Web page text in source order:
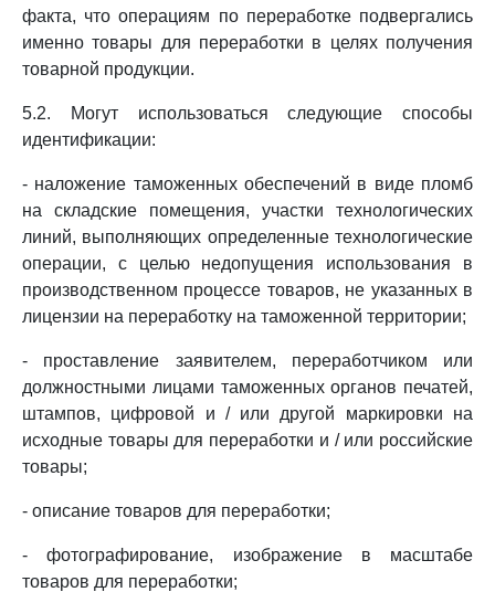
факта, что операциям по переработке подвергались
именно товары для переработки в целях получения
товарной продукции.
5.2. Могут использоваться следующие способы
идентификации:
- наложение таможенных обеспечений в виде пломб
на складские помещения, участки технологических
линий, выполняющих определенные технологические
операции, с целью недопущения использования в
производственном процессе товаров, не указанных в
лицензии на переработку на таможенной территории;
- проставление заявителем, переработчиком или
должностными лицами таможенных органов печатей,
штампов, цифровой и / или другой маркировки на
исходные товары для переработки и / или российские
товары;
- описание товаров для переработки;
- фотографирование, изображение в масштабе
товаров для переработки;